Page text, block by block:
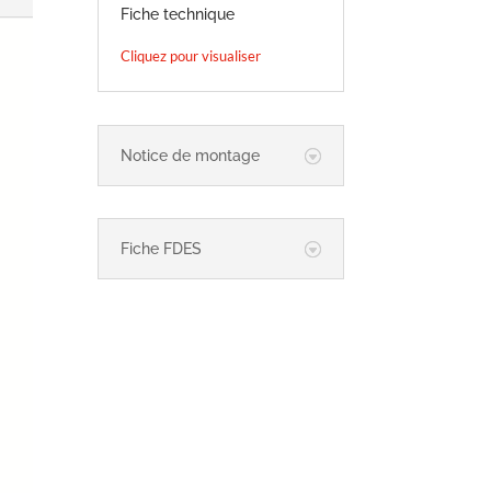
Fiche technique
Cliquez pour visualiser
Notice de montage
Fiche FDES